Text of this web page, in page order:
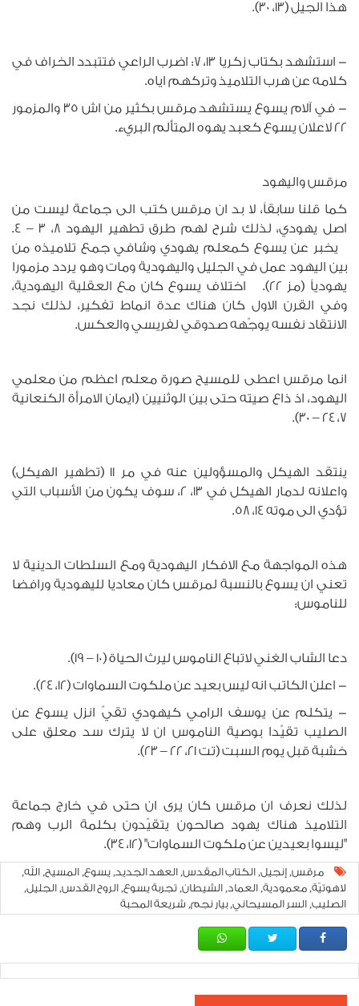
هذا الجيل (13، 30).
- استشهد بكتاب زكريا 13، 7: اضرب الراعي فتتبدد الخراف في
كلامه عن هرب التلاميذ وتركهم اياه.
- في آلام يسوع يستشهد مرقس بكثير من اش 35 والمزمور
22 لاعلان يسوع كعبد يهوه المتألم البريء.
مرقس واليهود
كما قلنا سابقاً، لا بد ان مرقس كتب الى جماعة ليست من
اصل يهودي، لذلك شرح لهم طرق تطهير اليهود 8، 3 – 4.
يخبر عن يسوع كمعلم يهودي وشافي جمع تلاميذه من
بين اليهود عمل في الجليل واليهودية ومات وهو يردد مزمورا
يهودياً (مز 22). اختلاف يسوع كان مع العقلية اليهودية،
وفي القرن الاول كان هناك عدة انماط تفكير، لذلك نجد
الانتقاد نفسه يوجّهه صدوقي لفريسي والعكس.
انما مرقس اعطى للمسيح صورة معلم اعظم من معلمي
اليهود، اذ ذاع صيته حتى بين الوثنيين (ايمان الامرأة الكنعانية
7، 24 – 30).
ينتقد الهيكل والمسؤولين عنه في مر 11 (تطهير الهيكل)
واعلانه لدمار الهيكل في 13، 2، سوف يكون من الأسباب التي
تؤدي الى موته 14، 58.
هذه المواجهة مع الافكار اليهودية ومع السلطات الدينية لا
تعني ان يسوع بالنسبة لمرقس كان معاديا لليهودية ورافضا
للناموس:
دعا الشاب الغني لاتباع الناموس ليرث الحياة (10 – 19).
- اعلن الكاتب انه ليس بعيد عن ملكوت السماوات (12، 24).
- يتكلم عن يوسف الرامي كيهودي تقيّ انزل يسوع عن
الصليب تقيّدا بوصية الناموس ان لا يترك سد معلق على
خشبة قبل يوم السبت (تت 21، 22 – 23).
لذلك نعرف ان مرقس كان يرى ان حتى في خارج جماعة
التلاميذ هناك يهود صالحون يتقيّدون بكلمة الرب وهم
"ليسوا بعيدين عن ملكوت السماوات" (12، 34).
مرقس, إنجيل, الكتاب المقدس, العهد الجديد, يسوع, المسيح, الله,
لاهوتيّة, معمودية, العماد, الشيطان, تجربة يسوع, الروح القدس, الجليل,
الصليب, السر المسيحاني,بيار نجم, شريعة المحبة